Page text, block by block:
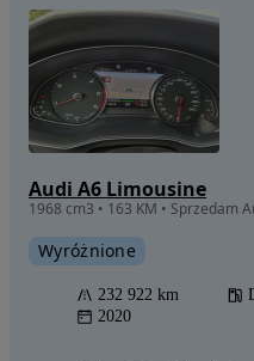
Audi A6 Limousine
Wyróżnione
232 922 km
2020